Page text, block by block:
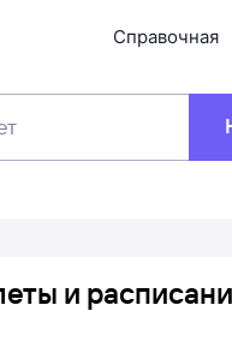
Справочная
и